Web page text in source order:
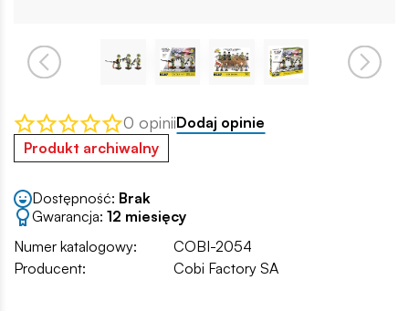
0 opiniiDodaj opinie
Produkt archiwalny
Dostępność: Brak
Gwarancja: 12 miesięcy
Numer katalogowy:
COBI-2054
Producent:
Cobi Factory SA